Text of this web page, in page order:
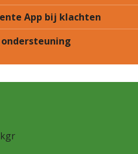
App bij klachten